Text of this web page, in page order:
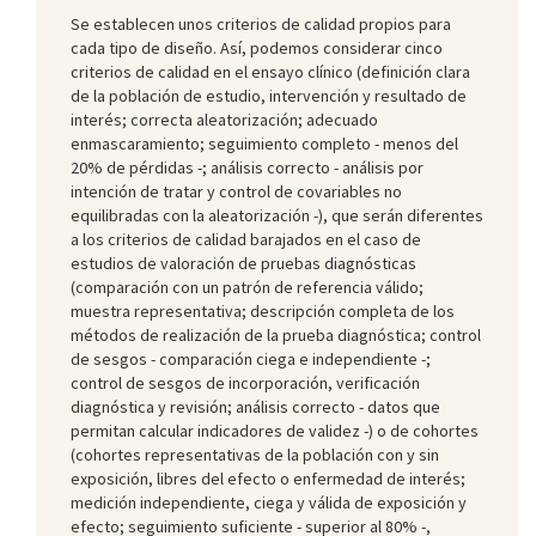
Se establecen unos criterios de calidad propios para
cada tipo de diseño. Así, podemos considerar cinco
criterios de calidad en el ensayo clínico (definición clara
de la población de estudio, intervención y resultado de
interés; correcta aleatorización; adecuado
enmascaramiento; seguimiento completo - menos del
20% de pérdidas -; análisis correcto - análisis por
intención de tratar y control de covariables no
equilibradas con la aleatorización -), que serán diferentes
a los criterios de calidad barajados en el caso de
estudios de valoración de pruebas diagnósticas
(comparación con un patrón de referencia válido;
muestra representativa; descripción completa de los
métodos de realización de la prueba diagnóstica; control
de sesgos - comparación ciega e independiente -;
control de sesgos de incorporación, verificación
diagnóstica y revisión; análisis correcto - datos que
permitan calcular indicadores de validez -) o de cohortes
(cohortes representativas de la población con y sin
exposición, libres del efecto o enfermedad de interés;
medición independiente, ciega y válida de exposición y
efecto; seguimiento suficiente - superior al 80% -,